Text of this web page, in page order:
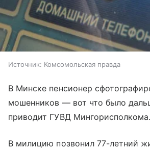
Источник: Комсомольская правда
В Минске пенсионер
мошенников — вот что было
приводит ГУВД Мингорисполкома.
В милицию позвонил 77-летний